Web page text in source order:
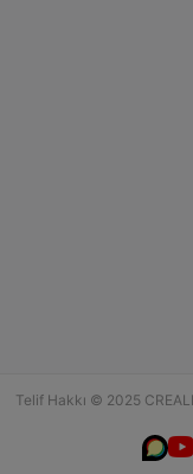
Telif Hakkı © 2025
